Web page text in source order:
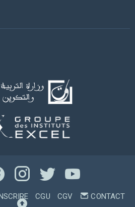
CGU CGV CONTACT